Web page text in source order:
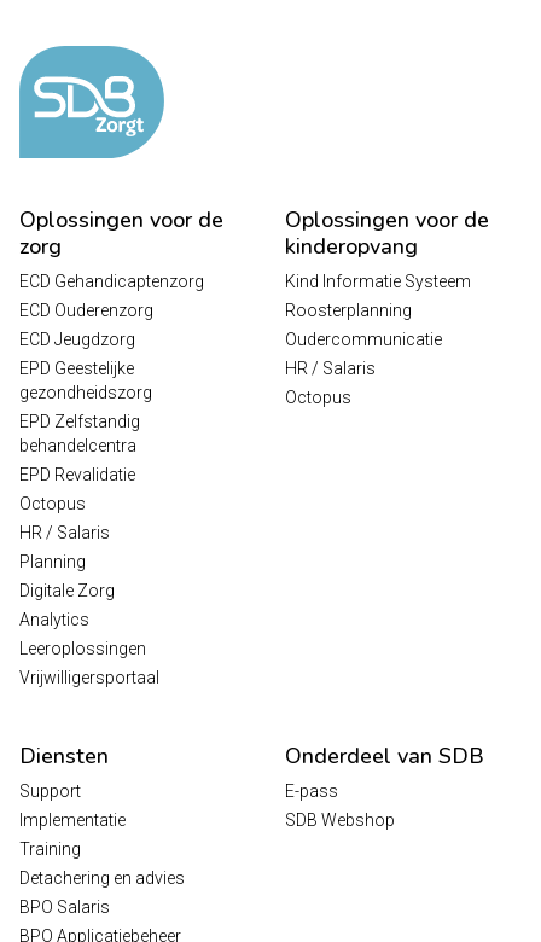
Oplossingen voor de
zorg
ECD Gehandicaptenzorg
ECD Ouderenzorg
ECD Jeugdzorg
EPD Geestelijke
gezondheidszorg
EPD Zelfstandig
behandelcentra
EPD Revalidatie
Octopus
HR / Salaris
Planning
Digitale Zorg
Analytics
Leeroplossingen
Vrijwilligersportaal
Oplossingen voor de
kinderopvang
Kind Informatie Systeem
Roosterplanning
Oudercommunicatie
HR / Salaris
Octopus
Diensten
Support
Implementatie
Training
Detachering en advies
BPO Salaris
BPO Applicatiebeheer
Onderdeel van SDB
E-pass
SDB Webshop